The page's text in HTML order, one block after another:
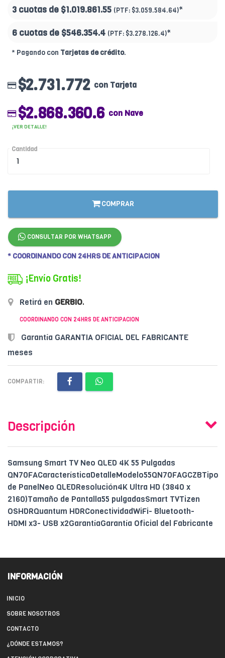
3 cuotas de $1.019.861.55 (PTF: $3.059.584.64)*
6 cuotas de $546.354.4 (PTF: $3.278.126.4)*
* Pagando con Tarjetas de crédito.
$2.731.772 con Tarjeta
$2.868.360.6 con Nave
¡VER DETALLE!
Cantidad
COMPRAR
CONSULTAR POR WHATSAPP
* COORDINANDO CON 24HRS DE ANTICIPACION
¡Envío Gratis!
Retirá en GERBIO.
COORDINANDO CON 24HRS DE ANTICIPACION
Garantía GARANTIA OFICIAL DEL FABRICANTE
meses
COMPARTIR:
Descripción
Samsung Smart TV Neo QLED 4K 55 Pulgadas
QN70FACaracterísticaDetalleModelo55QN70FAGCZBTipo
de PanelNeo QLEDResolución4K Ultra HD (3840 x
2160)Tamaño de Pantalla55 pulgadasSmart TVTizen
OSHDRQuantum HDRConectividadWiFi- Bluetooth-
HDMI x3- USB x2GarantíaGarantía Oficial del Fabricante
INFORMACIÓN
INICIO
SOBRE NOSOTROS
CONTACTO
¿DÓNDE ESTAMOS?